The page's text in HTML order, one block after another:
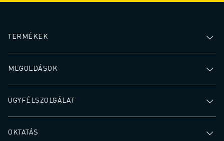
TERMÉKEK
MEGOLDÁSOK
ÜGYFÉLSZOLGÁLAT
OKTATÁS